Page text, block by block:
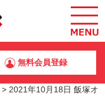
無料会員登録
> 2021年10月18日 飯塚オ